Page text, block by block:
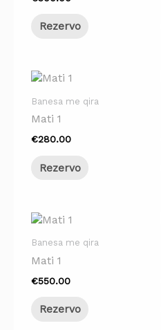
Rezervo
Banesa me qira
Mati 1
€280.00
Rezervo
Banesa me qira
Mati 1
€550.00
Rezervo